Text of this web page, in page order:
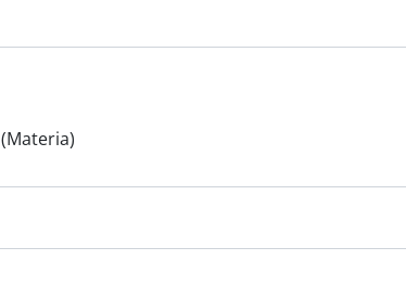
(Materia)